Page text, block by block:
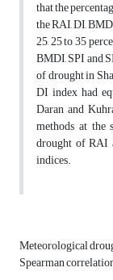
that the
the RAI, DI,
25, 25 to 35
BMDI, SPI and
of drought in
DI index had
Daran and
methods at the
drought of RAI
indices.
Meteorological
Spearman